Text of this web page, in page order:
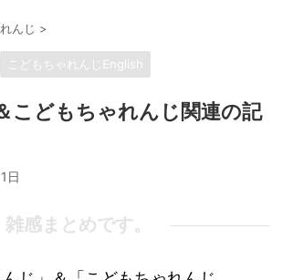
んじ >
こどもちゃれんじEnglish
こどもちゃれんじ関連の記
日
雑感まとめです。